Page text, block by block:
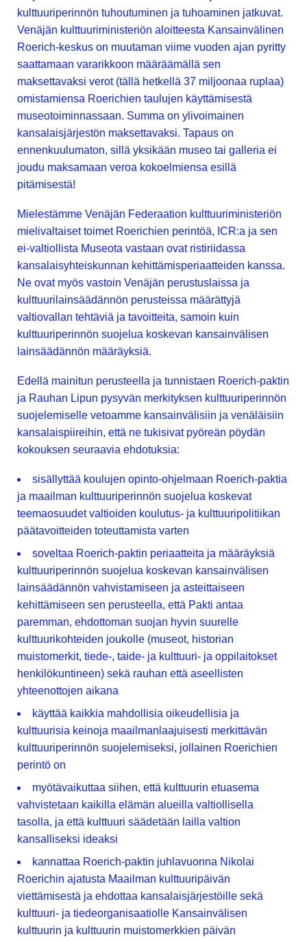
kulttuuriperinnön tuhoutuminen ja tuhoaminen jatkuvat.
Venäjän kulttuuriministeriön aloitteesta Kansainvälinen
Roerich-keskus on muutaman viime vuoden ajan pyritty
saattamaan vararikkoon määräämällä sen
maksettavaksi verot (tällä hetkellä 37 miljoonaa ruplaa)
omistamiensa Roerichien taulujen käyttämisestä
museotoiminnassaan. Summa on ylivoimainen
kansalaisjärjestön maksettavaksi. Tapaus on
ennenkuulumaton, sillä yksikään museo tai galleria ei
joudu maksamaan veroa kokoelmiensa esillä
pitämisestä!
Mielestämme Venäjän Federaation kulttuuriministeriön
mielivaltaiset toimet Roerichien perintöä, ICR:a ja sen
ei-valtiollista Museota vastaan ovat ristiriidassa
kansalaisyhteiskunnan kehittämisperiaatteiden kanssa.
Ne ovat myös vastoin Venäjän perustuslaissa ja
kulttuurilainsäädännön perusteissa määrättyjä
valtiovallan tehtäviä ja tavoitteita, samoin kuin
kulttuuriperinnön suojelua koskevan kansainvälisen
lainsäädännön määräyksiä.
Edellä mainitun perusteella ja tunnistaen Roerich-paktin
ja Rauhan Lipun pysyvän merkityksen kulttuuriperinnön
suojelemiselle vetoamme kansainvälisiin ja venäläisiin
kansalaispiireihin, että ne tukisivat pyöreän pöydän
kokouksen seuraavia ehdotuksia:
sisällyttää koulujen opinto-ohjelmaan Roerich-paktia
ja maailman kulttuuriperinnön suojelua koskevat
teemaosuudet valtioiden koulutus- ja kulttuuripolitiikan
päätavoitteiden toteuttamista varten
soveltaa Roerich-paktin periaatteita ja määräyksiä
kulttuuriperinnön suojelua koskevan kansainvälisen
lainsäädännön vahvistamiseen ja asteittaiseen
kehittämiseen sen perusteella, että Pakti antaa
paremman, ehdottoman suojan hyvin suurelle
kulttuurikohteiden joukolle (museot, historian
muistomerkit, tiede-, taide- ja kulttuuri- ja oppilaitokset
henkilökuntineen) sekä rauhan että aseellisten
yhteenottojen aikana
käyttää kaikkia mahdollisia oikeudellisia ja
kulttuurisia keinoja maailmanlaajuisesti merkittävän
kulttuuriperinnön suojelemiseksi, jollainen Roerichien
perintö on
myötävaikuttaa siihen, että kulttuurin etuasema
vahvistetaan kaikilla elämän alueilla valtiollisella
tasolla, ja että kulttuuri säädetään lailla valtion
kansalliseksi ideaksi
kannattaa Roerich-paktin juhlavuonna Nikolai
Roerichin ajatusta Maailman kulttuuripäivän
viettämisestä ja ehdottaa kansalaisjärjestöille sekä
kulttuuri- ja tiedeorganisaatiolle Kansainvälisen
kulttuurin ja kulttuurin muistomerkkien päivän